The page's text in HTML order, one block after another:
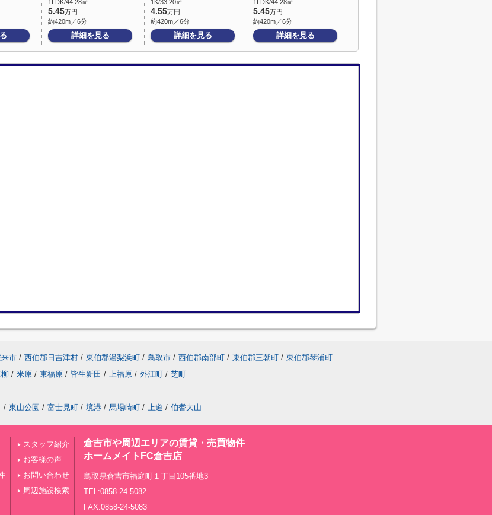
1LDK/44.28㎡
5.45万円
約420m／6分
詳細を見る
1K/33.20㎡
4.55万円
約420m／6分
詳細を見る
1LDK/44.28㎡
5.45万円
約420m／6分
詳細を見る
市 / 西伯郡日吉津村 / 東伯郡湯梨浜町 / 鳥取市 / 西伯郡南部町 / 東伯郡三朝町 / 東伯郡琴浦町
/ 米原 / 東福原 / 皆生新田 / 上福原 / 外江町 / 芝町
/ 東山公園 / 富士見町 / 境港 / 馬場崎町 / 上道 / 伯耆大山
スタッフ紹介
お客様の声
お問い合わせ
周辺施設検索
倉吉市や周辺エリアの賃貸・売買物件
ホームメイトFC倉吉店
鳥取県倉吉市福庭町１丁目105番地3
TEL:0858-24-5082
FAX:0858-24-5083